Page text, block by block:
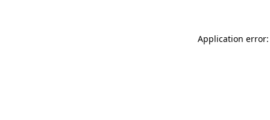
Application